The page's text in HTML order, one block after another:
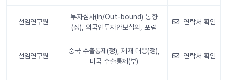
선임연구원
투자심사(In/Out-bound) 동향
(정), 외국인투자안보심의, 포럼
연락처 확인
선임연구원
중국 수출통제(정), 제재 대응(정),
미국 수출통제(부)
연락처 확인